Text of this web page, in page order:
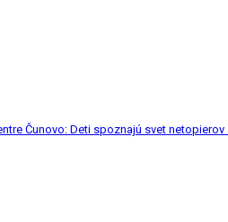
Čunovo: Deti spoznajú svet netopierov